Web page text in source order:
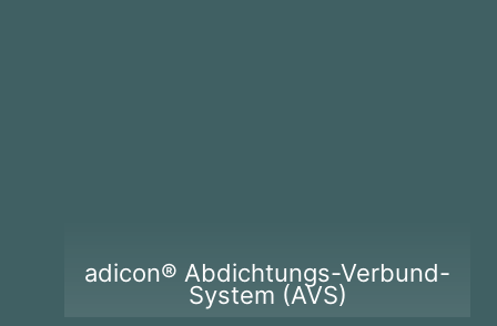
adicon® Abdichtungs-Verbund-
System (AVS)